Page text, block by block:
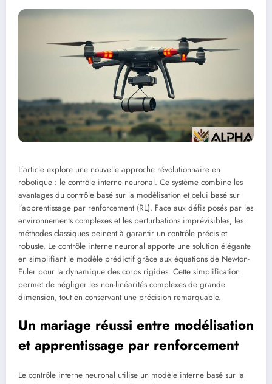
L’article explore une nouvelle approche révolutionnaire en
robotique : le contrôle interne neuronal. Ce système combine les
avantages du contrôle basé sur la modélisation et celui basé sur
l’apprentissage par renforcement (RL). Face aux défis posés par les
environnements complexes et les perturbations imprévisibles, les
méthodes classiques peinent à garantir un contrôle précis et
robuste. Le contrôle interne neuronal apporte une solution élégante
en simplifiant le modèle prédictif grâce aux équations de Newton-
Euler pour la dynamique des corps rigides. Cette simplification
permet de négliger les non-linéarités complexes de grande
dimension, tout en conservant une précision remarquable.
Un mariage réussi entre modélisation
et apprentissage par renforcement
Le contrôle interne neuronal utilise un modèle interne basé sur la